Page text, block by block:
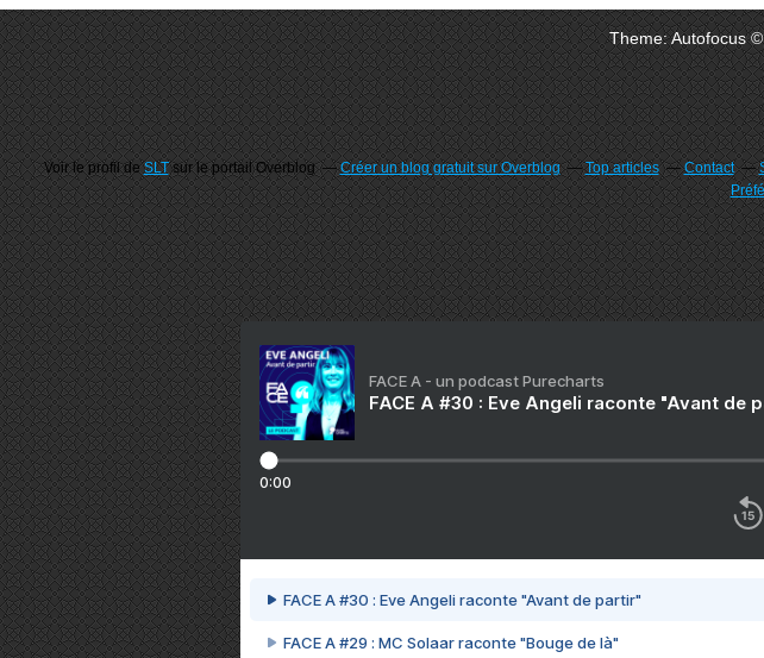
Theme: Autofocus
Voir le profil deSLTsur le portail Overblog Créer un blog gratuit sur Overblog Top articles Contact
FACE A - un podcast Purecharts
FACE A #30 : Eve Angeli raconte "Avant de
0:00
FACE A #30 : Eve Angeli raconte "Avant de partir"
FACE A #29 : MC Solaar raconte "Bouge de là"